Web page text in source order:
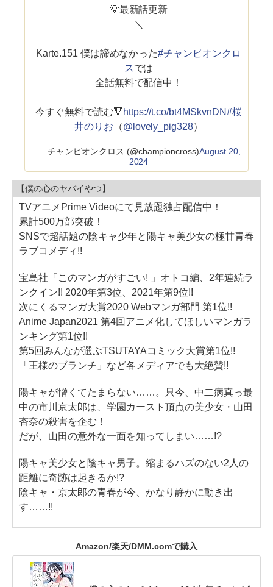
💡最新話更新
＼
Karte.151 僕は諦めなかった#チャンピオンクロ
スでは
全話無料で配信中！
今すぐ無料で読む🔻 https://t.co/bt4MSkvnDN#桜
井のりお （@lovely_pig328）
— チャンピオンクロス (@championcross)August 20,
2024
【僕の心のヤバイやつ】
TVアニメPrime Videoにて見放題独占配信中！
累計500万部突破！
SNSで超話題の陰キャ少年と陽キャ美少女の極甘青春
ラブコメディ!!
宝島社「このマンガがすごい! 」オトコ編、2年連続ラ
ンクイン!! 2020年第3位、2021年第9位!!
次にくるマンガ大賞2020 Webマンガ部門 第1位!!
Anime Japan2021 第4回アニメ化してほしいマンガラ
ンキング第1位!!
第5回みんなが選ぶTSUTAYAコミック大賞第1位!!
「王様のブランチ」など各メディアでも大絶賛!!
陽キャが憎くてたまらない……。只今、中二病真っ最
中の市川京太郎は、学園カースト頂点の美少女・山田
杏奈の殺害を企む！
だが、山田の意外な一面を知ってしまい……!?
陽キャ美少女と陰キャ男子。縮まるハズのない2人の
距離に奇跡は起きるか!?
陰キャ・京太郎の青春が今、かなり静かに動き出
す……!!
Amazon/楽天/DMM.comで購入